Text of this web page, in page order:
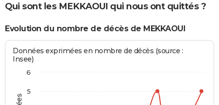
Qui sont les MEKKAOUI qui nous ont quittés ?
Evolution du nombre de décès de MEKKAOUI
Données exprimées en nombre de décès (source :
Insee)
5
6